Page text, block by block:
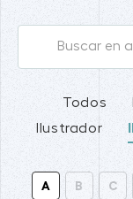
Todos
Ilustrador
A B C